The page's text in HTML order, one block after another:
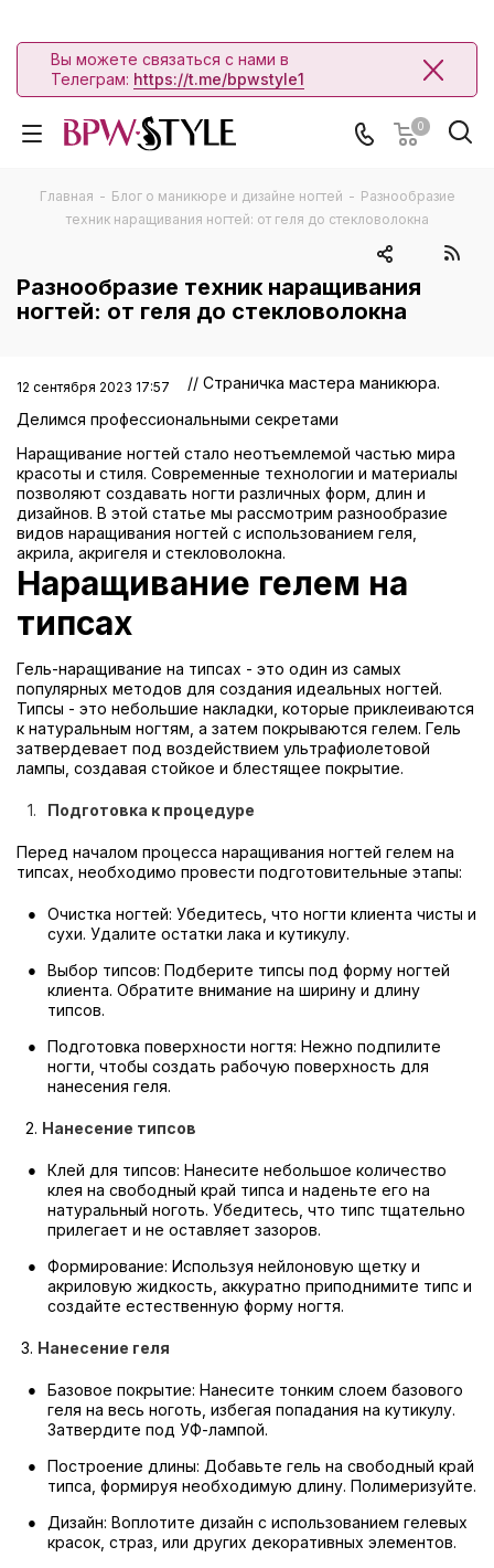
Вы можете связаться с нами в
Телеграм: https://t.me/bpwstyle1
0
Главная - Блог о маникюре и дизайне ногтей - Разнообразие
техник наращивания ногтей: от геля до стекловолокна
Разнообразие техник наращивания
ногтей: от геля до стекловолокна
12 сентября 2023 17:57
// Страничка мастера маникюра.
Делимся профессиональными секретами
Наращивание ногтей стало неотъемлемой частью мира
красоты и стиля. Современные технологии и материалы
позволяют создавать ногти различных форм, длин и
дизайнов. В этой статье мы рассмотрим разнообразие
видов наращивания ногтей с использованием геля,
акрила, акригеля и стекловолокна.
Наращивание гелем на
типсах
Гель-наращивание на типсах - это один из самых
популярных методов для создания идеальных ногтей.
Типсы - это небольшие накладки, которые приклеиваются
к натуральным ногтям, а затем покрываются гелем. Гель
затвердевает под воздействием ультрафиолетовой
лампы, создавая стойкое и блестящее покрытие.
Подготовка к процедуре
Перед началом процесса наращивания ногтей гелем на
типсах, необходимо провести подготовительные этапы:
Очистка ногтей: Убедитесь, что ногти клиента чисты и
сухи. Удалите остатки лака и кутикулу.
Выбор типсов: Подберите типсы под форму ногтей
клиента. Обратите внимание на ширину и длину
типсов.
Подготовка поверхности ногтя: Нежно подпилите
ногти, чтобы создать рабочую поверхность для
нанесения геля.
2. Нанесение типсов
Клей для типсов: Нанесите небольшое количество
клея на свободный край типса и наденьте его на
натуральный ноготь. Убедитесь, что типс тщательно
прилегает и не оставляет зазоров.
Формирование: Используя нейлоновую щетку и
акриловую жидкость, аккуратно приподнимите типс и
создайте естественную форму ногтя.
3. Нанесение геля
Базовое покрытие: Нанесите тонким слоем базового
геля на весь ноготь, избегая попадания на кутикулу.
Затвердите под УФ-лампой.
Построение длины: Добавьте гель на свободный край
типса, формируя необходимую длину. Полимеризуйте.
Дизайн: Воплотите дизайн с использованием гелевых
красок, страз, или других декоративных элементов.